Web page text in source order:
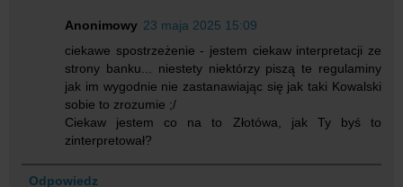
Anonimowy 23 maja 2025 15:09
ciekawe spostrzeżenie - jestem ciekaw interpretacji ze
strony banku... niestety niektórzy piszą te regulaminy
jak im wygodnie nie zastanawiając się jak taki Kowalski
sobie to zrozumie ;/
Ciekaw jestem co na to Złotówa, jak Ty byś to
zinterpretował?
Odpowiedz